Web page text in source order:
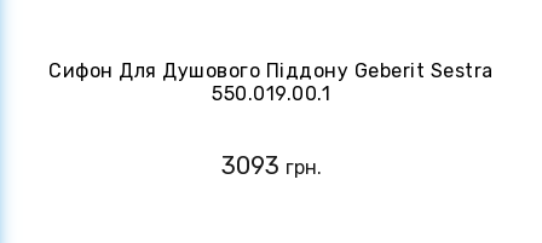
Сифон Для Душового Піддону Geberit Sestra
550.019.00.1
3093 грн.